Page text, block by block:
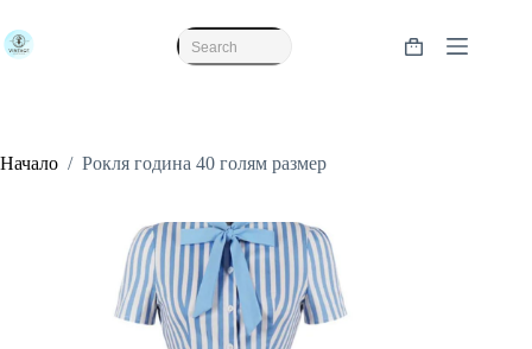
to
content
Shopping
Начало / Рокля година 40 голям размер